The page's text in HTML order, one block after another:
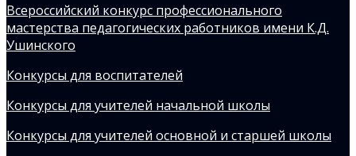
Всероссийский конкурс профессионального
мастерства педагогических работников имени К.Д.
Ушинского
Конкурсы для воспитателей
Конкурсы для учителей начальной школы
Конкурсы для учителей основной и старшей школы